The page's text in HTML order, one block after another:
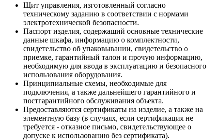
Щит управления, изготовленный согласно
техническому заданию в соответствии с нормами
электротехнической безопасности.
Паспорт изделия, содержащий основные технические
данные шкафа, информацию о комплектности,
свидетельство об упаковывании, свидетельство о
приемке, гарантийный талон и прочую информацию,
необходимую для ввода в эксплуатацию и безопасного
использования оборудования.
Принципиальные схемы, необходимые для
подключения, а также дальнейшего гарантийного и
постгарантийного обслуживания объекта.
Предоставляются сертификаты на изделие, а также на
элементную базу (в случаях, если сертификация не
требуется - отказное письмо, свидетельствующее о
допуске к использованию без сертификата).